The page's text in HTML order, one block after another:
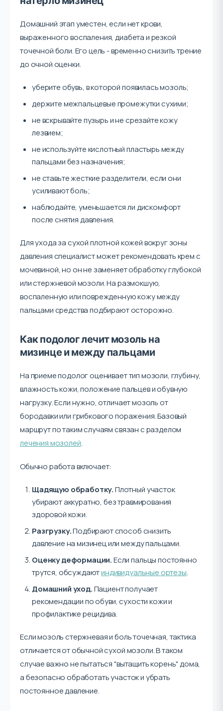
Домашний этап уместен, если нет крови,
выраженного воспаления, диабета и резкой
точечной боли. Его цель - временно снизить трение
до очной оценки.
уберите обувь, в которой появилась мозоль;
держите межпальцевые промежутки сухими;
не вскрывайте пузырь и не срезайте кожу
лезвием;
не используйте кислотный пластырь между
пальцами без назначения;
не ставьте жесткие разделители, если они
усиливают боль;
наблюдайте, уменьшается ли дискомфорт
после снятия давления.
Для ухода за сухой плотной кожей вокруг зоны
давления специалист может рекомендовать крем с
мочевиной, но он не заменяет обработку глубокой
или стержневой мозоли. На размокшую,
воспаленную или поврежденную кожу между
пальцами средства подбирают осторожно.
Как подолог лечит мозоль на
мизинце и между пальцами
На приеме подолог оценивает тип мозоли, глубину,
влажность кожи, положение пальцев и обувную
нагрузку. Если нужно, отличает мозоль от
бородавки или грибкового поражения. Базовый
маршрут по таким случаям связан с разделом
лечения мозолей.
Обычно работа включает:
Щадящую обработку.Плотный участок
убирают аккуратно, без травмирования
здоровой кожи.
Разгрузку.Подбирают способ снизить
давление на мизинец или между пальцами.
Оценку деформации.Если пальцы постоянно
трутся, обсуждаютиндивидуальные ортезы.
Домашний уход.Пациент получает
рекомендации по обуви, сухости кожи и
профилактике рецидива.
Если мозоль стержневая и боль точечная, тактика
отличается от обычной сухой мозоли. В таком
случае важно не пытаться "вытащить корень" дома,
а безопасно обработать участок и убрать
постоянное давление.